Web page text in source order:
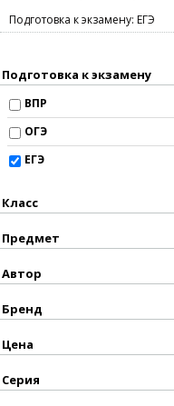
Подготовка к экзамену: ЕГЭ
Подготовка к экзамену
ВПР
ОГЭ
ЕГЭ
Класс
Предмет
Автор
Бренд
Цена
Серия